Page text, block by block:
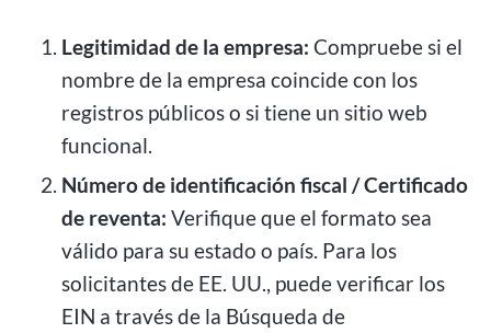
Legitimidad de la empresa: Compruebe si el
nombre de la empresa coincide con los
registros públicos o si tiene un sitio web
funcional.
Número de identificación fiscal / Certificado
de reventa: Verifique que el formato sea
válido para su estado o país. Para los
solicitantes de EE. UU., puede verificar los
EIN a través de la Búsqueda de